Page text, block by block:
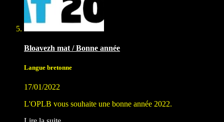
Bloavezh mat / Bonne année
Langue bretonne
17/01/2022
L'OPLB vous souhaite une bonne année 2022.